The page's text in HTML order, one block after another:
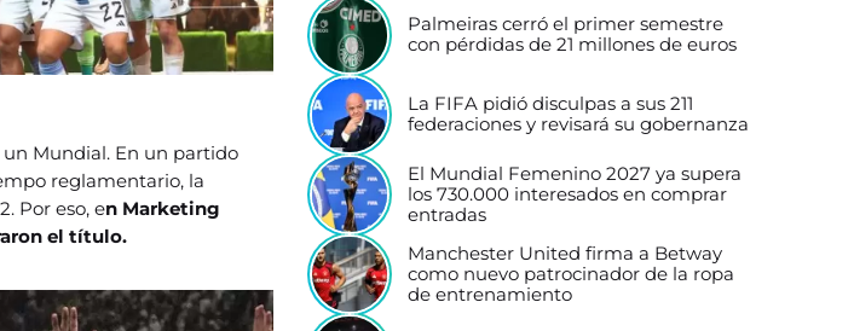
un Mundial. En un partido
reglamentario, la
Por eso, en Marketing
el título.
Palmeiras cerró el primer semestre
con pérdidas de 21 millones de euros
La FIFA pidió disculpas a sus 211
federaciones y revisará su gobernanza
El Mundial Femenino 2027 ya supera
los 730.000 interesados en comprar
entradas
Manchester United firma a Betway
como nuevo patrocinador de la ropa
de entrenamiento